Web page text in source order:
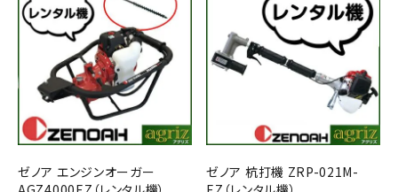
ゼノア エンジンオーガー
ゼノア 杭打機 ZRP-021M-